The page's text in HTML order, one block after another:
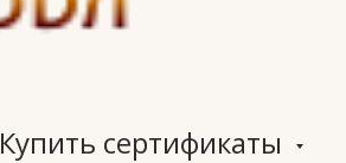
Купить сертификаты